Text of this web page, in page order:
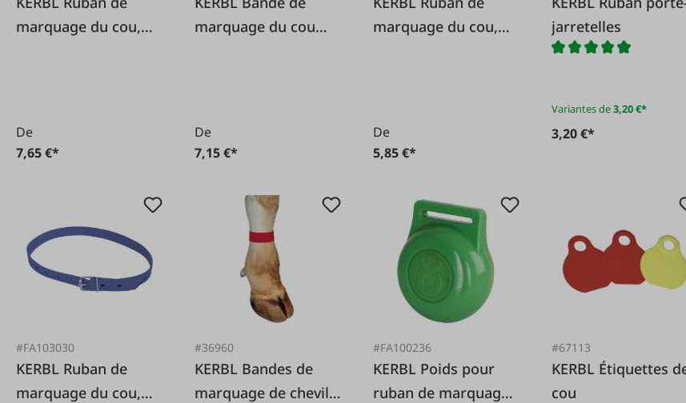
marquage du cou,
De
7,65 €*
marquage du cou
De
7,15 €*
marquage du cou,
De
5,85 €*
jarretelles
Variantes de3,20 €*
3,20 €*
#FA103030
KERBL Ruban de
marquage du cou,
#36960
KERBL Bandes de
marquage de cheville
#FA100236
KERBL Poids pour
ruban de marquage
#67113
KERBL Étiquettes de
cou